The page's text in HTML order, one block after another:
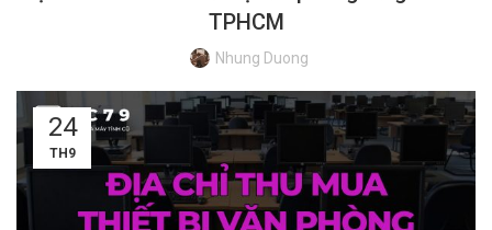
TPHCM
Nhung Duong
24
TH9